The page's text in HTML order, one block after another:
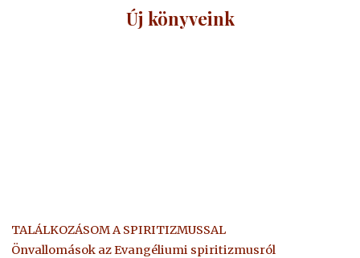
Új könyveink
TALÁLKOZÁSOM A SPIRITIZMUSSAL
Önvallomások az Evangéliumi spiritizmusról